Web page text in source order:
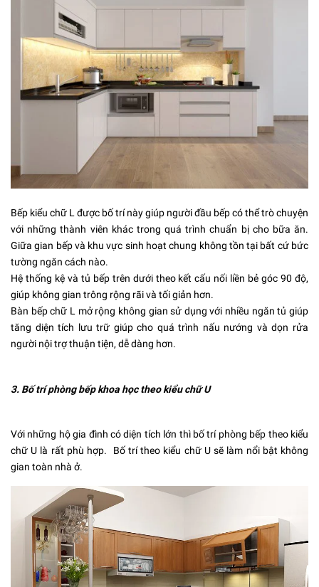
Bếp kiểu chữ L được bố trí này giúp người đầu bếp có thể trò chuyện
với những thành viên khác trong quá trình chuẩn bị cho bữa ăn.
Giữa gian bếp và khu vực sinh hoạt chung không tồn tại bất cứ bức
tường ngăn cách nào.
Hệ thống kệ và tủ bếp trên dưới theo kết cấu nối liền bẻ góc 90 độ,
giúp không gian trông rộng rãi và tối giản hơn.
Bàn bếp chữ L mở rộng không gian sử dụng với nhiều ngăn tủ giúp
tăng diện tích lưu trữ giúp cho quá trình nấu nướng và dọn rửa
người nội trợ thuận tiện, dễ dàng hơn.
3. Bố trí phòng bếp khoa học theo kiểu chữ U
Với những hộ gia đình có diện tích lớn thì bố trí phòng bếp theo kiểu
chữ U là rất phù hợp. Bố trí theo kiểu chữ U sẽ làm nổi bật không
gian toàn nhà ở.